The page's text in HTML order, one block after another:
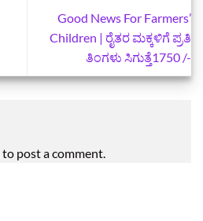
Good News For Farmers’
Children | ರೈತರ ಮಕ್ಕಳಿಗೆ ಪ್ರತಿ
ತಿಂಗಳು ಸಿಗುತ್ತೆ1750 /-
to post a comment.